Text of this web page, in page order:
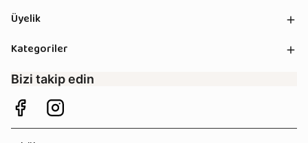
Üyelik
Kategoriler
Bizi takip edin